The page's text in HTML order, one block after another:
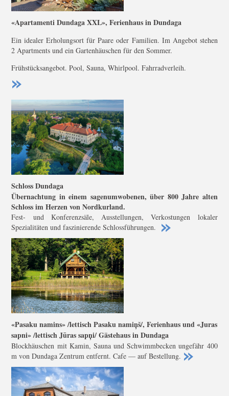
«Apartamenti Dundaga XXL», Ferienhaus in Dundaga
Ein idealer Erholungsort für Paare oder Familien. Im Angebot stehen
2 Apartments und ein Gartenhäuschen für den Sommer.
Frühstücksangebot. Pool, Sauna, Whirlpool. Fahrradverleih.
Schloss Dundaga
Übernachtung in einem sagenumwobenen, über 800 Jahre alten
Schloss im Herzen von Nordkurland.
Fest- und Konferenzsäle, Ausstellungen, Verkostungen lokaler
Spezialitäten und faszinierende Schlossführungen.
«Pasaku namins» /lettisch Pasaku namiņš/, Ferienhaus und «Juras
sapni» /lettisch Jūras sapņi/ Gästehaus in Dundaga
Blockhäuschen mit Kamin, Sauna und Schwimmbecken ungefähr 400
m von Dundaga Zentrum entfernt. Cafe — auf Bestellung.